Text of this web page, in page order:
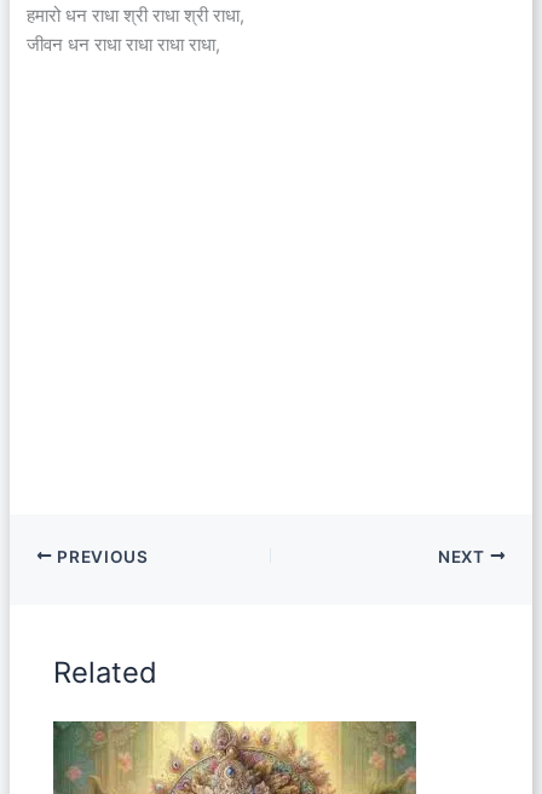
हमारो धन राधा श्री राधा श्री राधा,
जीवन धन राधा राधा राधा राधा,
PREVIOUS NEXT
Related